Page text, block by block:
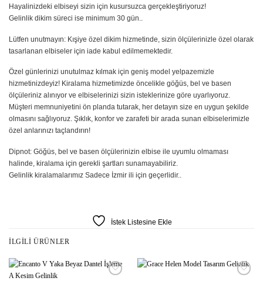
Hayalinizdeki elbiseyi sizin için kusursuzca gerçekleştiriyoruz!
Gelinlik dikim süreci ise minimum 30 gün..
Lütfen unutmayın: Kışiye özel dikim hizmetinde, sizin ölçülerinizle özel olarak
tasarlanan elbiseler için iade kabul edilmemektedir.
Özel günlerinizi unutulmaz kılmak için geniş model yelpazemizle
hizmetinizdeyiz! Kiralama hizmetimizde öncelikle göğüs, bel ve basen
ölçüleriniz alınıyor ve elbiselerinizi sizin isteklerinize göre uyarlıyoruz.
Müşteri memnuniyetini ön planda tutarak, her detayın size en uygun şekilde
olmasını sağlıyoruz. Şıklık, konfor ve zarafeti bir arada sunan elbiselerimizle
özel anlarınızı taçlandırın!
Dipnot: Göğüs, bel ve basen ölçülerinizin elbise ile uyumlu olmaması
halinde, kiralama için gerekli şartları sunamayabiliriz.
Gelinlik kiralamalarımız Sadece İzmir ili için geçerlidir..
İstek Listesine Ekle
İLGILI ÜRÜNLER